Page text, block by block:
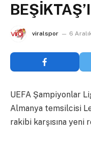
viralspor 6
UEFA Şampiyonlar
Almanya temsilcisi
rakibi karşısına yeni